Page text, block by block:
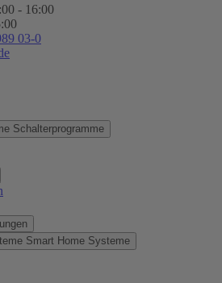
- 16:00
03-0
Schalterprogramme
Smart Home Systeme